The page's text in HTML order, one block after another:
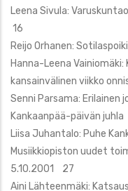
Leena Sivula:
16
Reijo Orhanen:
Hanna-Leena
kansainvälinen viikko
Senni Parsama: Erilainen
Kankaanpää-päivän
Liisa Juhantalo: Puhe
Musiikkiopiston uudet
5.10.2001 27
Aini Lähteenmäki: